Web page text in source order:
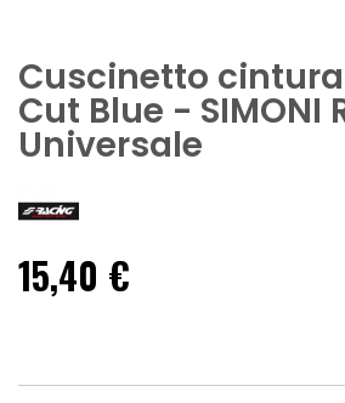
Cuscinetto
Cut Blue - SIMONI
Universale
15,40 €